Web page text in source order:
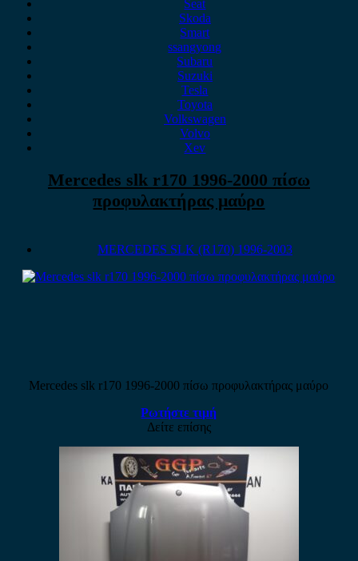
Seat
Skoda
Smart
ssangyong
Subaru
Suzuki
Tesla
Toyota
Volkswagen
Volvo
Xev
Mercedes slk r170 1996-2000 πίσω
προφυλακτήρας μαύρο
MERCEDES SLK (R170) 1996-2003
Mercedes slk r170 1996-2000 πίσω προφυλακτήρας μαύρο
Ρωτήστε τιμή
Δείτε επίσης